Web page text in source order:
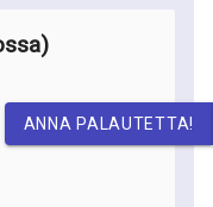
)
ANNA PALAUTETTA!